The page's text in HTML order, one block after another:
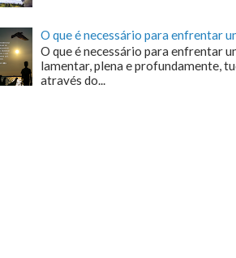
O que é necessário para enfrentar
O que é necessário para enfrentar
lamentar, plena e profundamente,
através do...